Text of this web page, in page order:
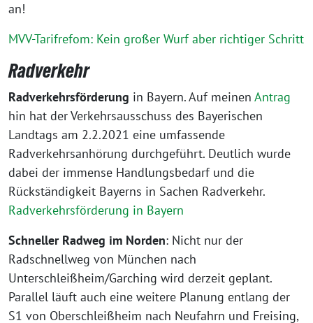
an!
MVV-Tarifrefom: Kein großer Wurf aber richtiger Schritt
Radverkehr
Radverkehrsförderung in Bayern. Auf meinen Antrag
hin hat der Verkehrsausschuss des Bayerischen
Landtags am 2.2.2021 eine umfassende
Radverkehrsanhörung durchgeführt. Deutlich wurde
dabei der immense Handlungsbedarf und die
Rückständigkeit Bayerns in Sachen Radverkehr.
Radverkehrsförderung in Bayern
Schneller Radweg im Norden: Nicht nur der
Radschnellweg von München nach
Unterschleißheim/Garching wird derzeit geplant.
Parallel läuft auch eine weitere Planung entlang der
S1 von Oberschleißheim nach Neufahrn und Freising,